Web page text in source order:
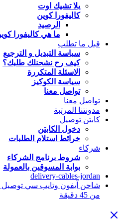
يلا تشيك اوت
كاليفورا كوين
الرصيد
ما هي كاليفورا
قبل ما تطلب
سياسة التبديل و الترجيع
كيف رح نشحنلك طلبك؟
الاسئلة المتكررة
سياسة الكوكيز
تواصل معنا
تواصل معنا
مدونتنا المرتبة
كابتن توصيل
دخول الكابتن
خرائط استلام الطلبات
شركاء
شروط برنامج الشركاء
بوابة المسوقين بالعمولة
delivery-cables-jordan
شاحن آيفون وتايب سي
من 45 دقيقة